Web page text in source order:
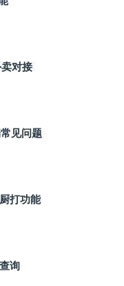
对接
见问题
打功能
询